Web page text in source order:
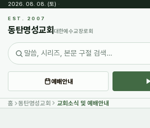
2026. 08. 08. (토) ·
EST. 2007
동탄명성교회 대한예수교장로회
예배안내
홈 동탄명성교회 교회소식 및 예배안내
Sketchbook5, 스케치
Sketchbook5, 스케치